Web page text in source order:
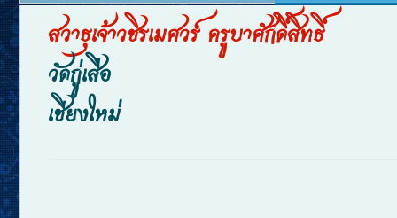
สวาธุเจ้าวชิรเมศวร์ ครูบาศักดิ์สิทธิ์
วัดกู่เสือ
เชียงใหม่